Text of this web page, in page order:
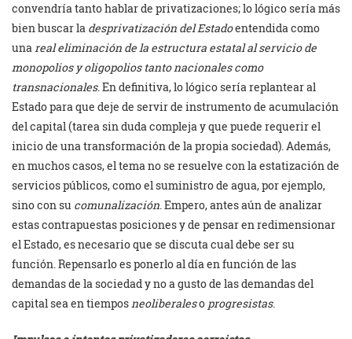
convendría tanto hablar de privatizaciones; lo lógico sería más
bien buscar la desprivatización del Estadoentendida como
unareal eliminación de la estructura estatal al servicio de
monopolios y oligopolios tanto nacionales como
transnacionales. En definitiva, lo lógico sería replantear al
Estado para que deje de servir de instrumento de acumulación
del capital (tarea sin duda compleja y que puede requerir el
inicio de una transformación de la propia sociedad). Además,
en muchos casos, el tema no se resuelve con la estatización de
servicios públicos, como el suministro de agua, por ejemplo,
sino con su comunalización. Empero, antes aún de ana­lizar
estas contrapuestas posiciones y de pensar en redimensionar
el Estado, es necesario que se discuta cual debe ser su
función. Repensarlo es ponerlo al día en función de las
demandas de la sociedad y no a gusto de las demandas del
capital sea en tiemposneoliberaleso progresistas.